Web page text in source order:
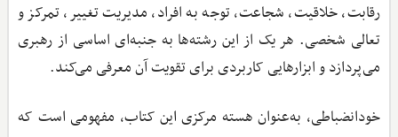
رقابت، خلاقیت، شجاعت، توجه به افراد، مدیریت تغییر، تمرکز و
تعالی شخصی. هر یک از این رشته‌ها به جنبه‌ای اساسی از رهبری
می‌پردازد و ابزارهایی کاربردی برای تقویت آن معرفی می‌کند.
خودانضباطی، به‌عنوان هسته مرکزی این کتاب، مفهومی است که